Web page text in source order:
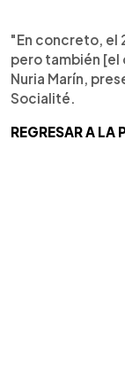
"En concreto, el
pero también [el
Nuria Marín,
Socialité.
REGRESAR A LA